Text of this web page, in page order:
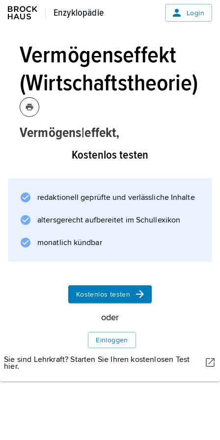
Enzyklopädie
Enzyklopädie Login
Vermögenseffekt
(Wirtschaftstheorie)
Vermögens|effekt,
Wirtschaftstheorie:
vorhandenen Geldbestände) v. a. auf die
die Geldmenge bei zunächst unverändertem
Preisniveau zu, so steigt der
Realkassenbestand, was eine Ausweitung der
Übernachfrage und Preissteigerungen
verursacht, sinkt die Realkasse
Kostenlos testen
redaktionell geprüfte und verlässliche Inhalte
altersgerecht aufbereitet im Schullexikon
monatlich kündbar
Kostenlos testen
oder
Einloggen
Sie sind Lehrkraft? Starten Sie Ihren kostenlosen Test
hier.